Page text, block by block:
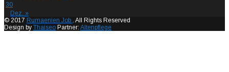
30
Dez. »
© 2017 Rumaenien Job . All Rights Reserved
Design by Thaiseo Partner: Altenpflege